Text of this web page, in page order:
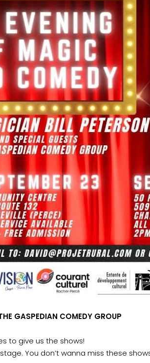
GASPEDIAN COMEDY GROUP
to give us the shows!
You don’t wanna miss these